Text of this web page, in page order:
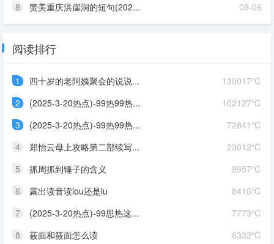
08-06
8 赞美重庆洪崖洞的短句(202...
阅读排行
130017℃
1
四十岁的老阿姨聚会的说说...
102127℃
2
(2025-3-20热点)-99热99热...
72841℃
3
(2025-3-20热点)-99热99热...
23012℃
4
郑怡云母上攻略第二部续写...
8957℃
5
抓周抓到锤子的含义
8416℃
6
露出读音读lou还是lu
7773℃
7
(2025-3-20热点)-99思热这...
6332℃
8 莜面和筱面怎么读